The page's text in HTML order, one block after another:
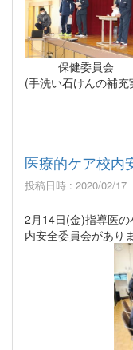
保健委
(手洗い石けんの
医療的ケア校内
投稿日時 : 2020/02/17
2月14日(金)指導医
内安全委員会があり